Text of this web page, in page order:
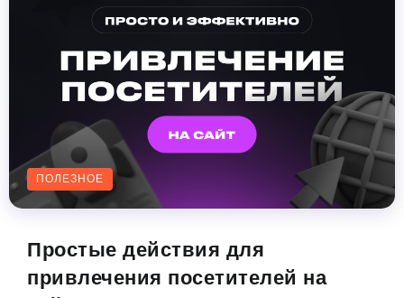
ПОЛЕЗНОЕ
Простые действия для
привлечения посетителей на